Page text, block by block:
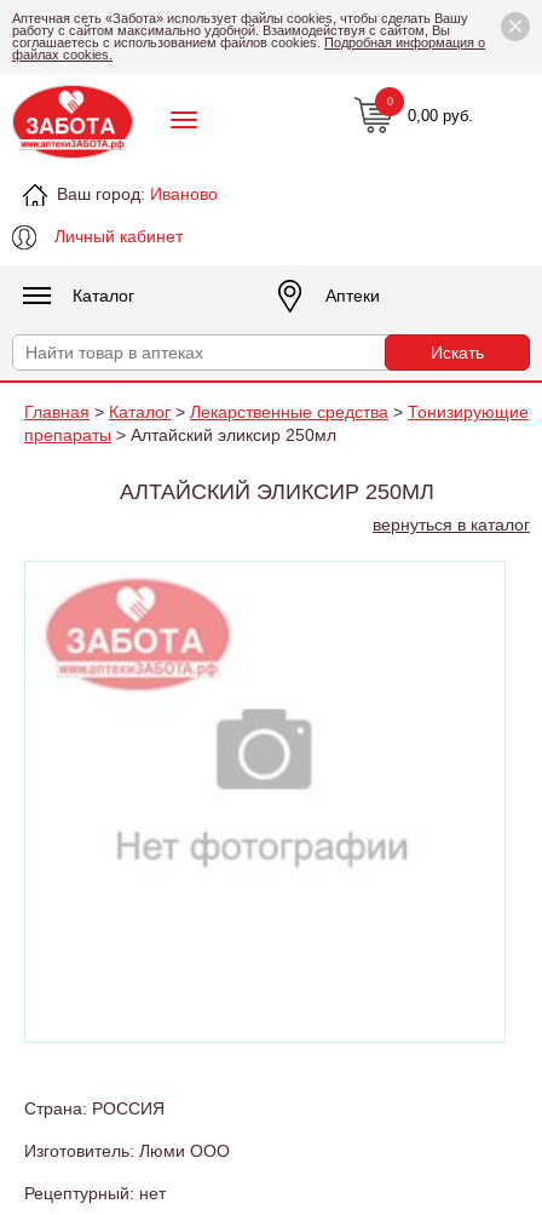
×
Аптечная сеть «Забота» использует файлы cookies, чтобы сделать Вашу
работу с сайтом максимально удобной. Взаимодействуя с сайтом, Вы
соглашаетесь с использованием файлов cookies. Подробная информация о
файлах cookies.
Ваш город: Иваново
Личный кабинет
0,00 руб.
0
Каталог Аптеки
Главная > Каталог > Лекарственные средства > Тонизирующие
препараты > Алтайский эликсир 250мл
АЛТАЙСКИЙ ЭЛИКСИР 250МЛ
вернуться в каталог
Страна: РОССИЯ
Изготовитель: Люми ООО
Рецептурный: нет